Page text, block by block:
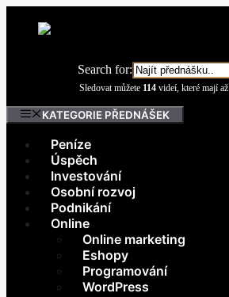
Search for:
Sledovat můžete 114 videí, které mají až
KATEGORIE PŘEDNÁŠEK
Peníze
Úspěch
Investování
Osobní rozvoj
Podnikání
Online
Online marketing
Eshopy
Programování
WordPress